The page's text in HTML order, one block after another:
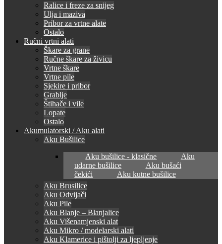
Ralice i freze za snijeg
Ulja i maziva
Pribor za vrtne alate
Ostalo
Ručni vrtni alati
Škare za grane
Ručne škare za živicu
Vrtne škare
Vrtne pile
Sjekire i pribor
Grablje
Štihače i vile
Lopate
Ostalo
Akumulatorski / Aku alati
Aku Bušilice
Aku bušilice - klasične
Aku
udarne bušilice
Aku bušaći
čekići
Aku kutne bušilice
Aku Brusilice
Aku Odvijači
Aku Pile
Aku Blanje – Blanjalice
Aku Višenamjenski alat
Aku Mikro / modelarski alati
Aku Klamerice i pištolji za ljepljenje